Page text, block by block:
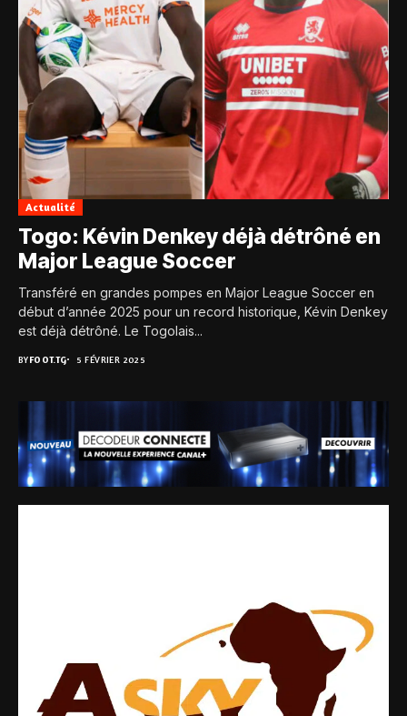
Actualité
Togo: Kévin Denkey déjà détrôné en
Major League Soccer
Transféré en grandes pompes en Major League Soccer en
début d’année 2025 pour un record historique, Kévin Denkey
est déjà détrôné. Le Togolais...
BYFOOT.TG 5 FÉVRIER 2025